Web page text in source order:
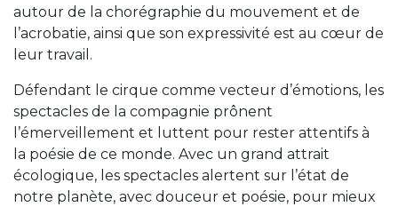
autour de la chorégraphie du mouvement et de
l’acrobatie, ainsi que son expressivité est au cœur de
leur travail.
Défendant le cirque comme vecteur d’émotions, les
spectacles de la compagnie prônent
l’émerveillement et luttent pour rester attentifs à
la poésie de ce monde. Avec un grand attrait
écologique, les spectacles alertent sur l’état de
notre planète, avec douceur et poésie, pour mieux